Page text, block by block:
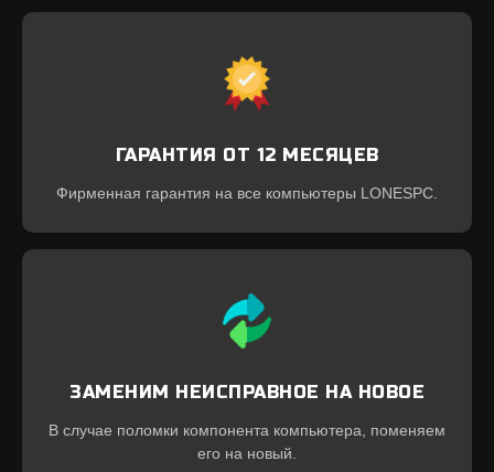
ГАРАНТИЯ ОТ 12 МЕСЯЦЕВ
Фирменная гарантия на все компьютеры LONESPC.
ЗАМЕНИМ НЕИСПРАВНОЕ НА НОВОЕ
В случае поломки компонента компьютера, поменяем
его на новый.